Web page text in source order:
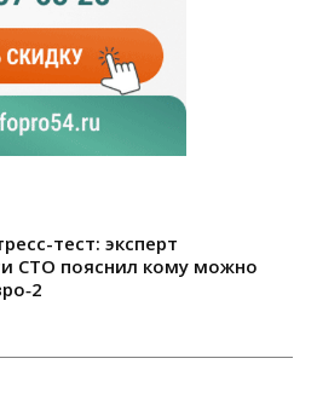
тест: эксперт
СТО пояснил кому можно